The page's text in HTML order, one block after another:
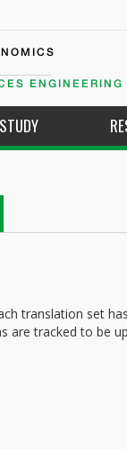
ENGINEERING
STUDY
translation set
are tracked to be